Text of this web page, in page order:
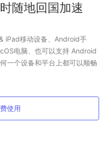
随地回国加速
iPad移动设备、Android手
电脑、也可以支持 Android
一个设备和平台上都可以顺畅
使用